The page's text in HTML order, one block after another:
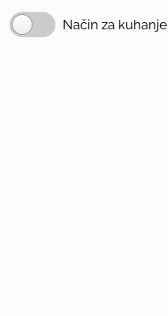
Način za kuhanje